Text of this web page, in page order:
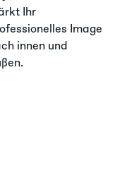
Ihr
Image
innen und